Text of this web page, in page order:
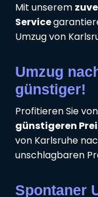
Mit unserem
Service
Umzug von
Umzug
günstiger!
Profitieren Sie von
günstigeren
von Karlsruhe
unschlagbaren
Spontaner